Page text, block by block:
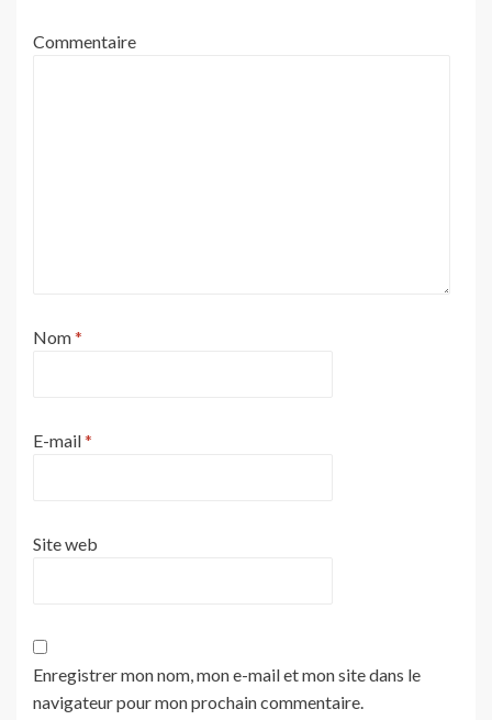
Commentaire
Nom*
E-mail*
Site web
Enregistrer mon nom, mon e-mail et mon site dans le
navigateur pour mon prochain commentaire.